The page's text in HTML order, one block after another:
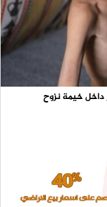
خيمة نزوح